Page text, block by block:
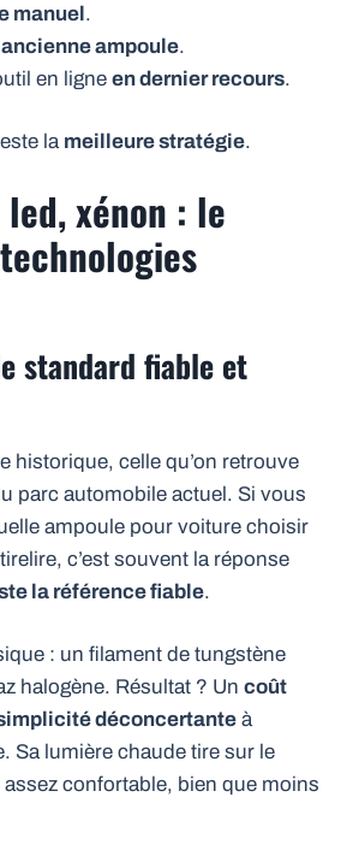
manuel.
ampoule.
en ligne en dernier recours.
la meilleure stratégie.
led, xénon : le
standard fiable et
historique, celle qu’on retrouve
parc automobile actuel. Si vous
ampoule pour voiture choisir
c’est souvent la réponse
la référence fiable.
: un filament de tungstène
halogène. Résultat ? Un coût
déconcertante à
Sa lumière chaude tire sur le
confortable, bien que moins